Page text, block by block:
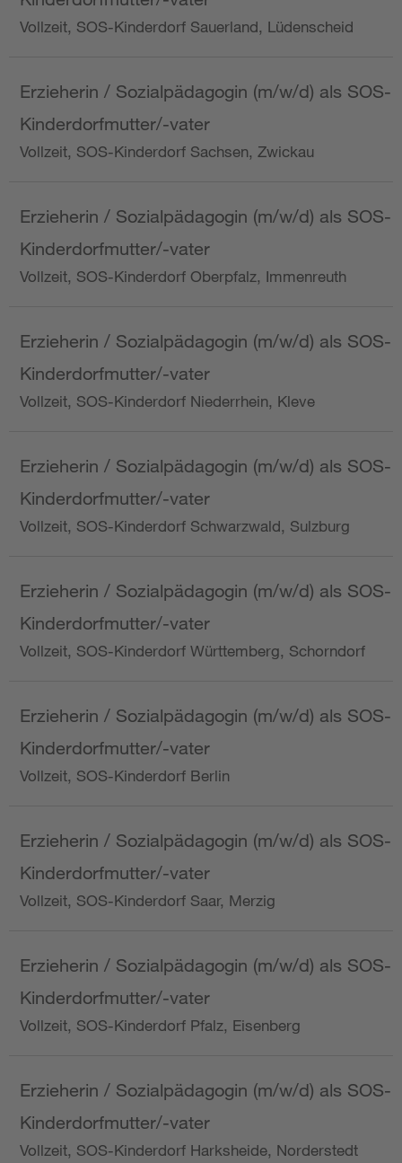
Vollzeit, SOS-Kinderdorf Sauerland, Lüdenscheid
Erzieherin / Sozialpädagogin (m/w/d) als SOS-
Kinderdorfmutter/-vater
Vollzeit, SOS-Kinderdorf Sachsen, Zwickau
Erzieherin / Sozialpädagogin (m/w/d) als SOS-
Kinderdorfmutter/-vater
Vollzeit, SOS-Kinderdorf Oberpfalz, Immenreuth
Erzieherin / Sozialpädagogin (m/w/d) als SOS-
Kinderdorfmutter/-vater
Vollzeit, SOS-Kinderdorf Niederrhein, Kleve
Erzieherin / Sozialpädagogin (m/w/d) als SOS-
Kinderdorfmutter/-vater
Vollzeit, SOS-Kinderdorf Schwarzwald, Sulzburg
Erzieherin / Sozialpädagogin (m/w/d) als SOS-
Kinderdorfmutter/-vater
Vollzeit, SOS-Kinderdorf Württemberg, Schorndorf
Erzieherin / Sozialpädagogin (m/w/d) als SOS-
Kinderdorfmutter/-vater
Vollzeit, SOS-Kinderdorf Berlin
Erzieherin / Sozialpädagogin (m/w/d) als SOS-
Kinderdorfmutter/-vater
Vollzeit, SOS-Kinderdorf Saar, Merzig
Erzieherin / Sozialpädagogin (m/w/d) als SOS-
Kinderdorfmutter/-vater
Vollzeit, SOS-Kinderdorf Pfalz, Eisenberg
Erzieherin / Sozialpädagogin (m/w/d) als SOS-
Kinderdorfmutter/-vater
Vollzeit, SOS-Kinderdorf Harksheide, Norderstedt